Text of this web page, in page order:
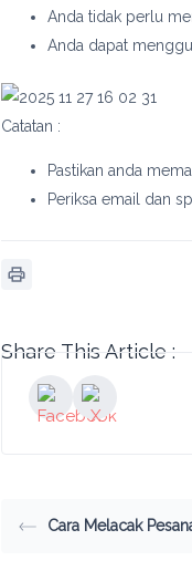
Anda tidak perlu
Anda dapat
Catatan :
Pastikan anda
Periksa email dan
Share This Article :
Cara Melacak